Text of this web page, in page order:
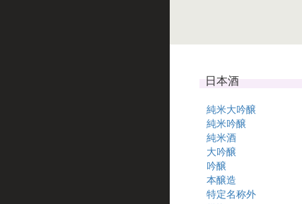
日本酒
純米大吟醸
純米吟醸
純米酒
大吟醸
吟醸
本醸造
特定名称外